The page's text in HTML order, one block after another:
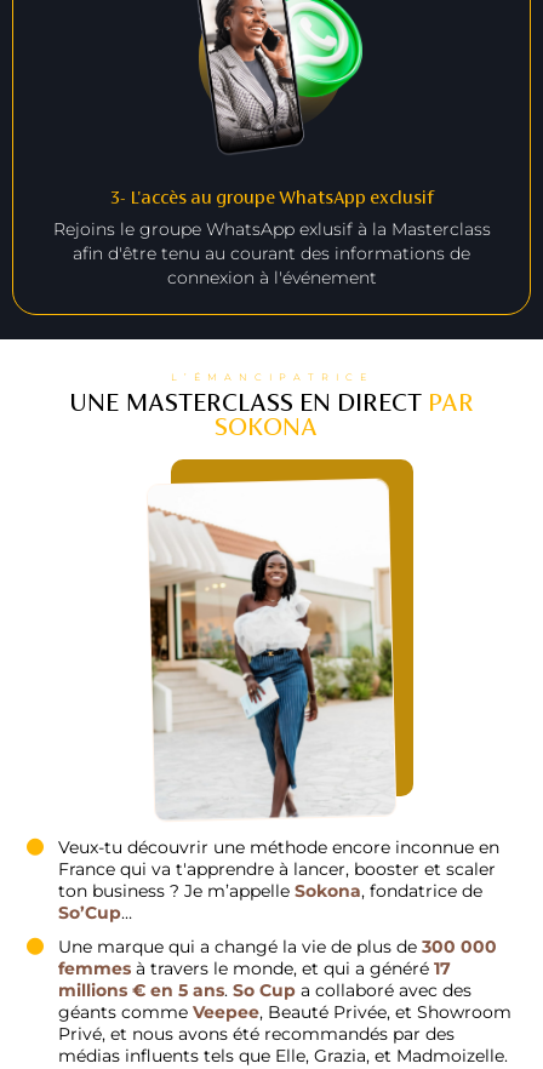
3- L'accès au groupe WhatsApp exclusif
Rejoins le groupe WhatsApp exlusif à la Masterclass
afin d'être tenu au courant des informations de
connexion à l'événement
L’ÉMANCIPATRICE
UNE MASTERCLASS EN DIRECT PAR
SOKONA
Veux-tu découvrir une méthode encore inconnue en
France qui va t'apprendre à lancer, booster et scaler
ton business ? Je m’appelle Sokona, fondatrice de
So’Cup…
Une marque qui a changé la vie de plus de 300 000
femmesà travers le monde, et qui a généré 17
millions € en 5 ans. So Cupa collaboré avec des
géants comme Veepee, Beauté Privée, et Showroom
Privé, et nous avons été recommandés par des
médias influents tels que Elle, Grazia, et Madmoizelle.